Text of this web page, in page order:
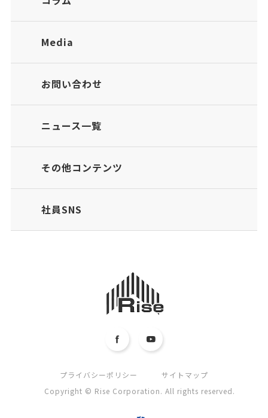
Media
お問い合わせ
ニュース一覧
その他コンテンツ
社員SNS
プライバシーポリシー
サイトマップ
Copyright © Rise Corporation. All rights reserved.